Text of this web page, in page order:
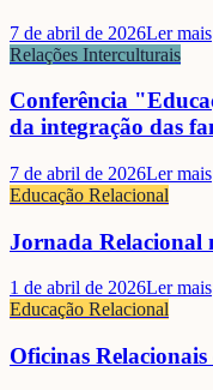
7 de abril de 2026Ler mais
Relações Interculturais
Conferência
da integração das
7 de abril de 2026Ler mais
Educação Relacional
Jornada Relacional
1 de abril de 2026Ler mais
Educação Relacional
Oficinas